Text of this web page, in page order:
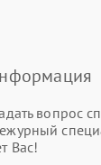
вопрос
Вас!